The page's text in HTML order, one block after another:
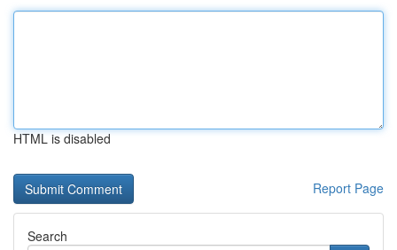
HTML is disabled
Report Page
Search